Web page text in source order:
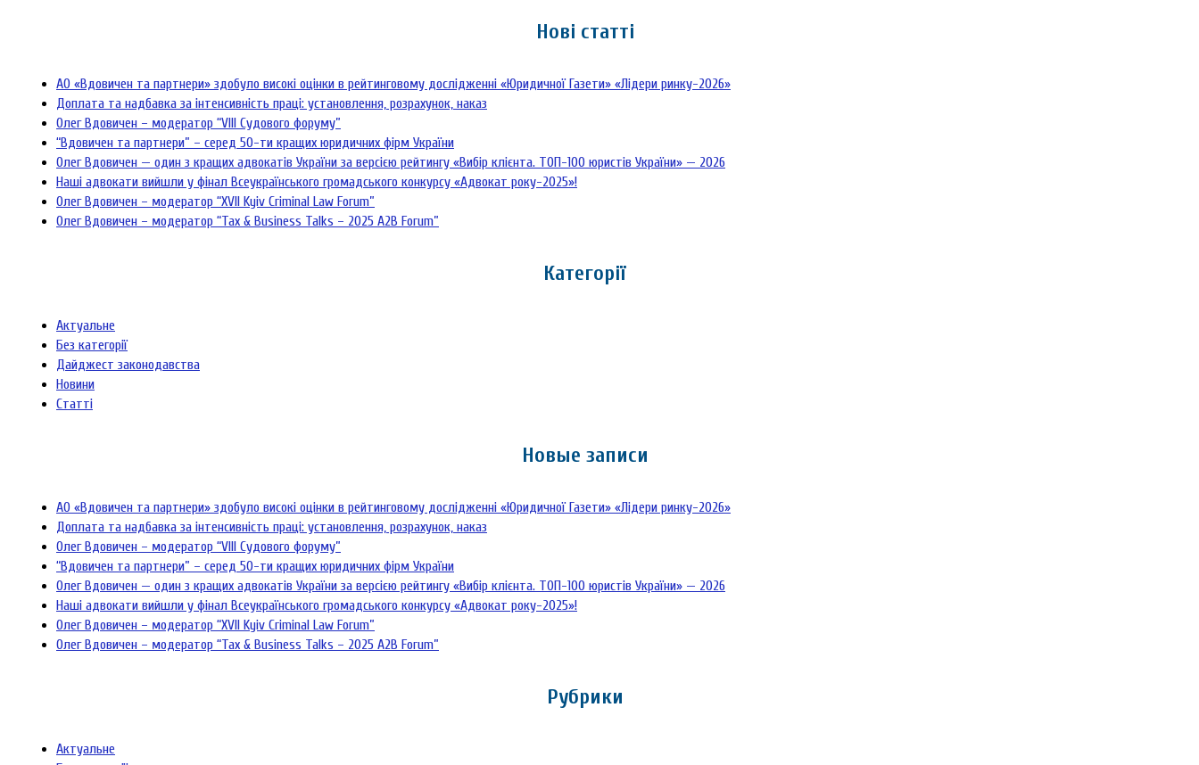
Нові статті
АО «Вдовичен та партнери» здобуло високі оцінки в рейтинговому дослідженні «Юридичної Газети» «Лідери ринку-2026»
Доплата та надбавка за інтенсивність праці: установлення, розрахунок, наказ
Олег Вдовичен – модератор “VIII Судового форуму”
“Вдовичен та партнери” – серед 50-ти кращих юридичних фірм України
Олег Вдовичен — один з кращих адвокатів України за версією рейтингу «Вибір клієнта. ТОП-100 юристів України» — 2026
Наші адвокати вийшли у фінал Всеукраїнського громадського конкурсу «Адвокат року-2025»!
Олег Вдовичен – модератор “XVII Kyiv Criminal Law Forum”
Олег Вдовичен – модератор “Tax & Business Talks – 2025 A2B Forum”
Категорії
Актуальне
Без категорії
Дайджест законодавства
Новини
Статті
Новые записи
АО «Вдовичен та партнери» здобуло високі оцінки в рейтинговому дослідженні «Юридичної Газети» «Лідери ринку-2026»
Доплата та надбавка за інтенсивність праці: установлення, розрахунок, наказ
Олег Вдовичен – модератор “VIII Судового форуму”
“Вдовичен та партнери” – серед 50-ти кращих юридичних фірм України
Олег Вдовичен — один з кращих адвокатів України за версією рейтингу «Вибір клієнта. ТОП-100 юристів України» — 2026
Наші адвокати вийшли у фінал Всеукраїнського громадського конкурсу «Адвокат року-2025»!
Олег Вдовичен – модератор “XVII Kyiv Criminal Law Forum”
Олег Вдовичен – модератор “Tax & Business Talks – 2025 A2B Forum”
Рубрики
Актуальне